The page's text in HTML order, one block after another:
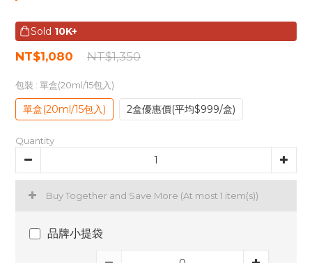
Sold 10K+
NT$1,350
NT$1,080
包裝 : 單盒(20ml/15包入)
單盒(20ml/15包入) 2盒優惠價(平均$999/盒)
Quantity
Buy Together and Save More (At most 1 item(s))
品牌小提袋